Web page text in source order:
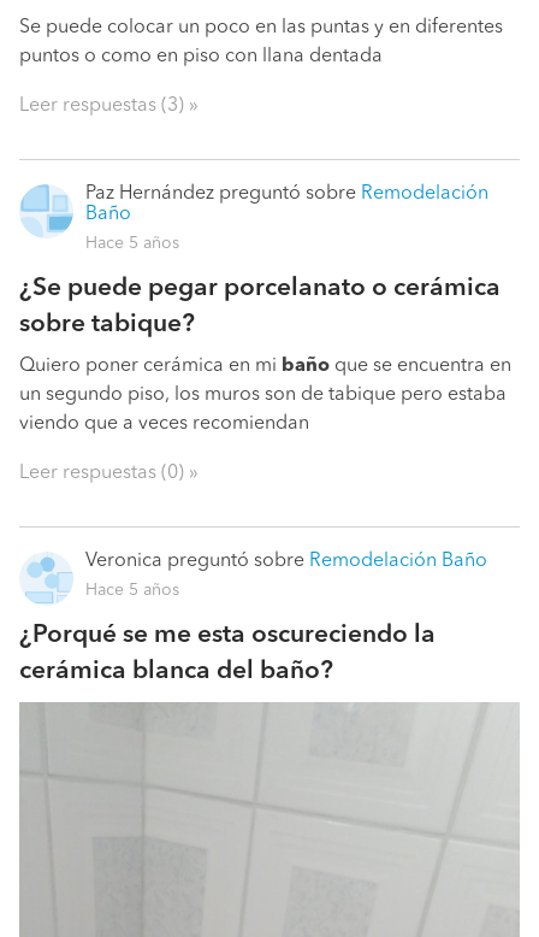
Se puede colocar un poco en las puntas y en diferentes
puntos o como en piso con llana dentada
Leer respuestas (3) »
Paz Hernández preguntó sobre Remodelación
Baño
Hace 5 años
¿Se puede pegar porcelanato o cerámica
sobre tabique?
Quiero poner cerámica en mi baño que se encuentra en
un segundo piso, los muros son de tabique pero estaba
viendo que a veces recomiendan
Leer respuestas (0) »
Veronica preguntó sobre Remodelación Baño
Hace 5 años
¿Porqué se me esta oscureciendo la
cerámica blanca del baño?